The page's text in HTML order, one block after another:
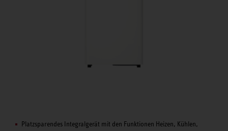
Platzsparendes Integralgerät mit den Funktionen Heizen, Kühlen,